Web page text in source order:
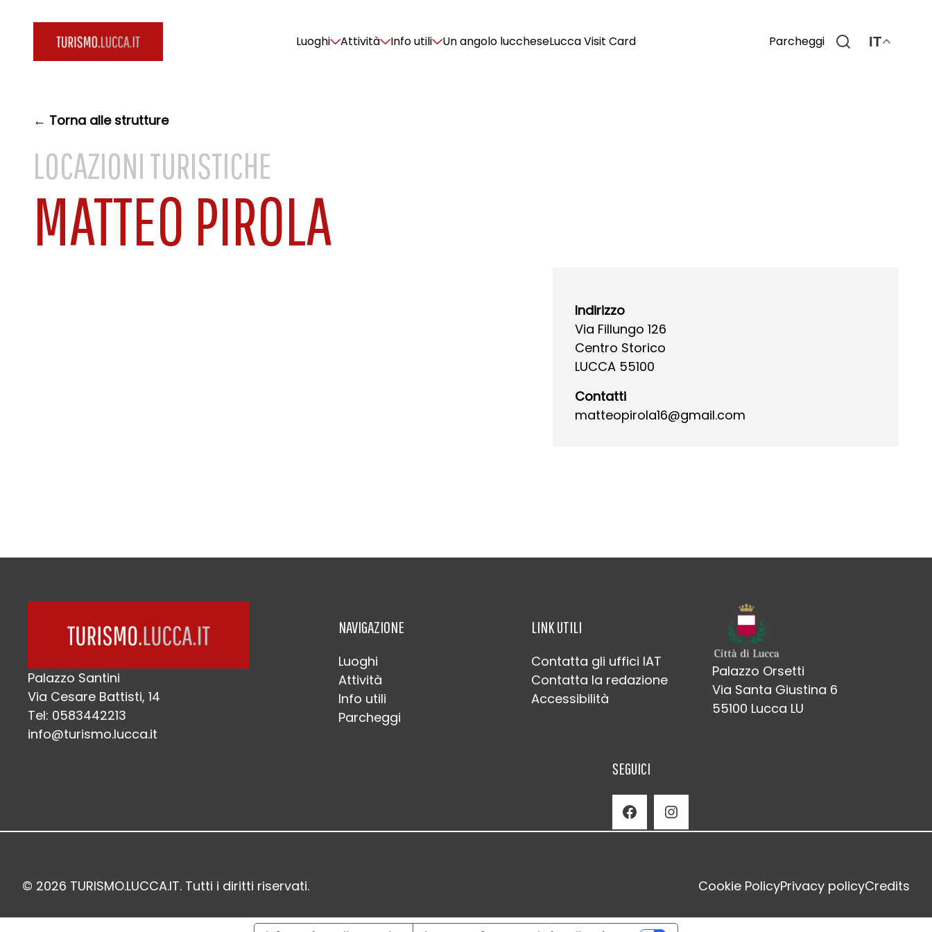
Luoghi Attività Info utili Un angolo luccheseLucca Visit Card Parcheggi IT
← Torna alle strutture
LOCAZIONI TURISTICHE
MATTEO PIROLA
Indirizzo
Via Fillungo 126
Centro Storico
LUCCA 55100
Contatti
matteopirola16@gmail.com
Palazzo Santini
Via Cesare Battisti, 14
Tel: 0583442213
info@turismo.lucca.it
NAVIGAZIONE
Luoghi
Attività
Info utili
Parcheggi
LINK UTILI
Contatta gli uffici IAT
Contatta la redazione
Accessibilità
Palazzo Orsetti
Via Santa Giustina 6
55100 Lucca LU
SEGUICI
Facebook Instagram
© 2026 TURISMO.LUCCA.IT. Tutti i diritti riservati. Cookie PolicyPrivacy policyCredits